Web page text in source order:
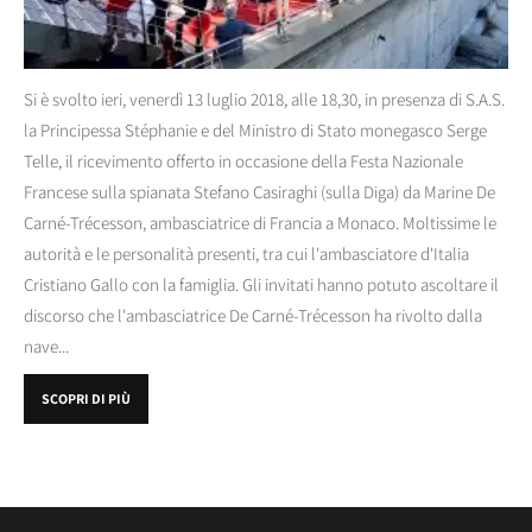
Si è svolto ieri, venerdì 13 luglio 2018, alle 18,30, in presenza di S.A.S.
la Principessa Stéphanie e del Ministro di Stato monegasco Serge
Telle, il ricevimento offerto in occasione della Festa Nazionale
Francese sulla spianata Stefano Casiraghi (sulla Diga) da Marine De
Carné-Trécesson, ambasciatrice di Francia a Monaco. Moltissime le
autorità e le personalità presenti, tra cui l'ambasciatore d'Italia
Cristiano Gallo con la famiglia. Gli invitati hanno potuto ascoltare il
discorso che l'ambasciatrice De Carné-Trécesson ha rivolto dalla
nave...
SCOPRI DI PIÙ